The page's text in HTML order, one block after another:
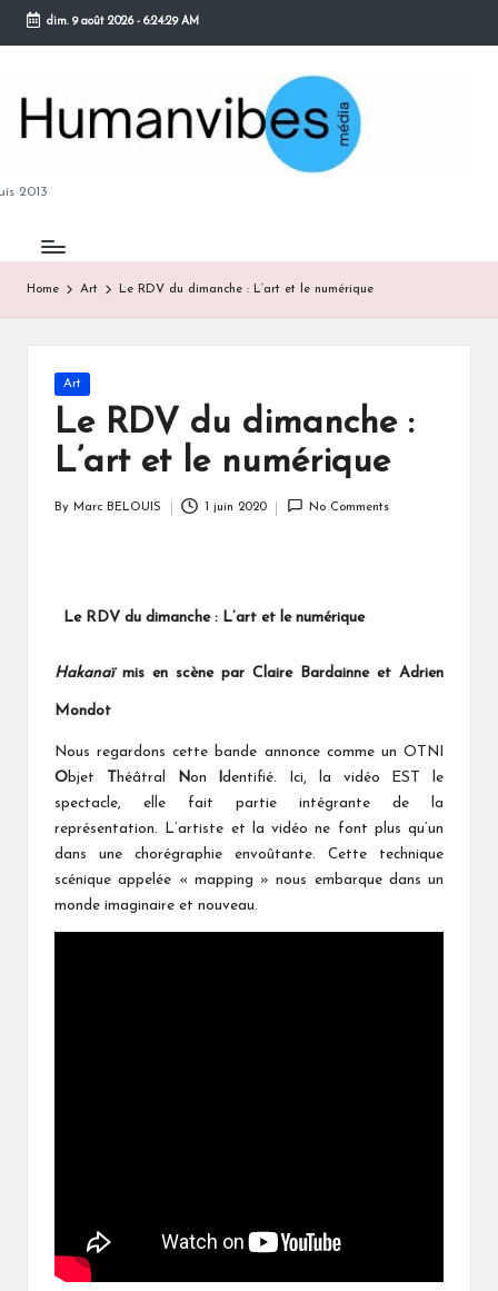
Skip
content
dim. 9 août 2026- 6:24:30 AM
2013
Home Art Le RDV du dimanche : L’art et le numérique
Posted
in
Art
Le RDV du dimanche :
L’art et le numérique
By Marc BELOUIS 1 juin 2020 No Comments
Le RDV du dimanche : L’art et le numérique
Hakanaï mis en scène par Claire Bardainne et Adrien
Mondot
Nous regardons cette bande annonce comme un OTNI
Objet héâtral Non Identifié. Ici, la vidéo EST le
spectacle, elle fait partie intégrante de la
représentation. L’artiste et la vidéo ne font plus qu’un
dans une chorégraphie envoûtante. Cette technique
scénique appelée « mapping » nous embarque dans un
monde imaginaire et nouveau.